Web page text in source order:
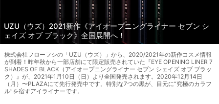
UZU（ウズ）2021新作《アイオープニングライナー セブン シ
ェイズ オブ ブラック》全国展開へ！
株式会社フローフシの「UZU（ウズ）」から、2020/2021年の新作コスメ情報
が到着！昨年秋から一部店舗にて限定販売されていた『EYE OPENING LINER 7
SHADES OF BLACK（アイオープニングライナー セブン シェイズ オブ ブラッ
ク）』が、2021年1月10日（日）より全国発売されます。2020年12月14日
（月）〜PLAZAにて先行発売中です。特別な7つの黒が、目元に“究極のカラフ
ル”を宿すアイライナーです。